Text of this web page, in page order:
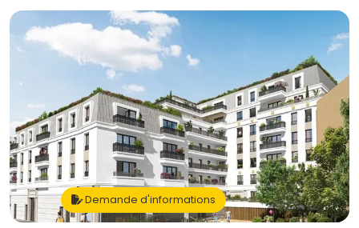
Demande d'informations